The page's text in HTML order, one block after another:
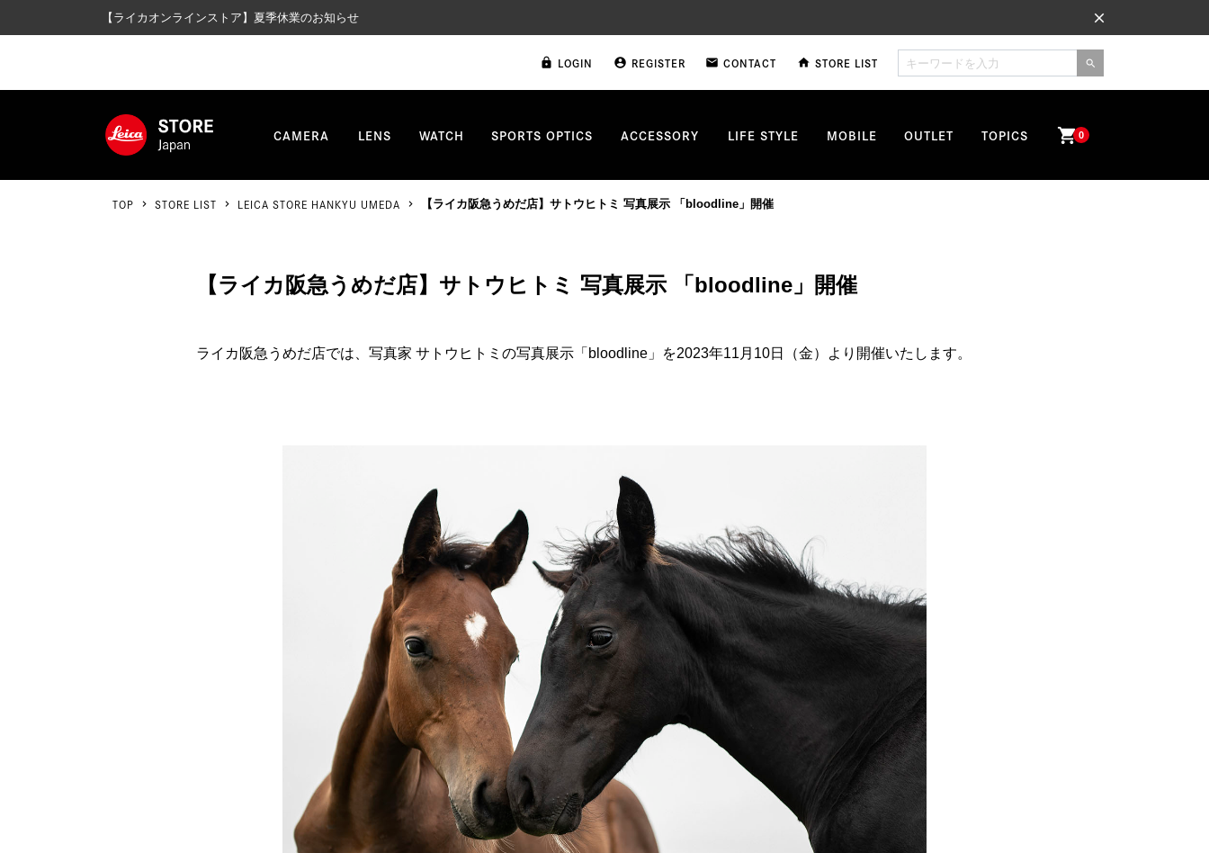
【ライカオンラインストア】夏季休業のお知らせ close
lock LOGIN account_circle REGISTER email CONTACT home STORE LIST search
CAMERA LENS WATCH SPORTS OPTICS ACCESSORY LIFE STYLE MOBILE OUTLET TOPICS shopping_cart0
TOP STORE LIST LEICA STORE HANKYU UMEDA 【ライカ阪急うめだ店】サトウヒトミ 写真展示 「bloodline」開催
【ライカ阪急うめだ店】サトウヒトミ 写真展示 「bloodline」開催
ライカ阪急うめだ店では、写真家 サトウヒトミの写真展示「bloodline」を2023年11月10日（金）より開催いたします。